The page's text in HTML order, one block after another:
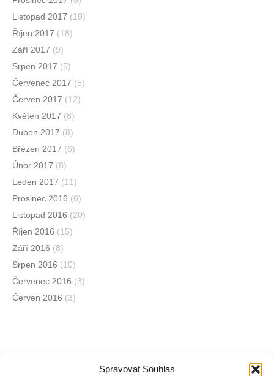
Spravovat Souhlas
Listopad 2017 (19)
Říjen 2017 (18)
Září 2017 (9)
Srpen 2017 (5)
Červenec 2017 (5)
Červen 2017 (12)
Květen 2017 (8)
Duben 2017 (8)
Březen 2017 (6)
Únor 2017 (8)
Leden 2017 (11)
Prosinec 2016 (6)
Listopad 2016 (20)
Říjen 2016 (15)
Září 2016 (8)
Srpen 2016 (10)
Červenec 2016 (3)
Červen 2016 (3)